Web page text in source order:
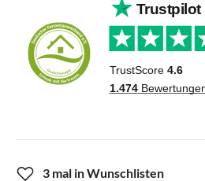
3 mal in Wunschlisten